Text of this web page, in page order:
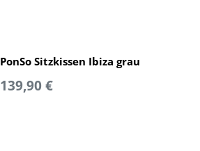
PonSo Sitzkissen Ibiza grau
139,90 €